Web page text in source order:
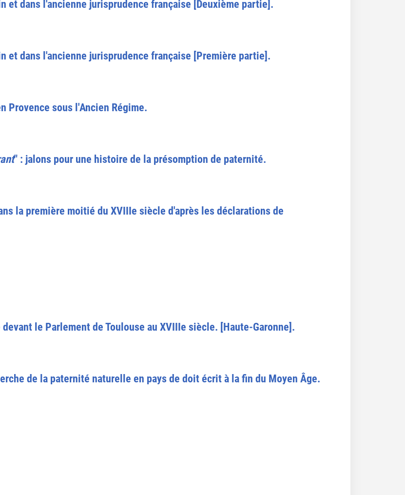
et dans l'ancienne jurisprudence française [Deuxième partie].
et dans l'ancienne jurisprudence française [Première partie].
Provence sous l'Ancien Régime.
" : jalons pour une histoire de la présomption de paternité.
la première moitié du XVIIIe siècle d'après les déclarations de
le Parlement de Toulouse au XVIIIe siècle. [Haute-Garonne].
de la paternité naturelle en pays de doit écrit à la fin du Moyen Âge.